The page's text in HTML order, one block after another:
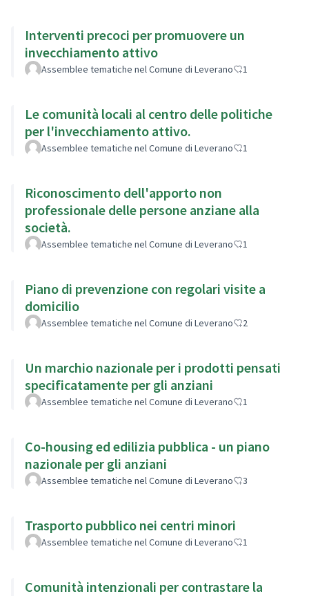
Interventi precoci per promuovere un
invecchiamento attivo
Assemblee tematiche nel Comune di Leverano 1
Le comunità locali al centro delle politiche
per l'invecchiamento attivo.
Assemblee tematiche nel Comune di Leverano 1
Riconoscimento dell'apporto non
professionale delle persone anziane alla
società.
Assemblee tematiche nel Comune di Leverano 1
Piano di prevenzione con regolari visite a
domicilio
Assemblee tematiche nel Comune di Leverano 2
Un marchio nazionale per i prodotti pensati
specificatamente per gli anziani
Assemblee tematiche nel Comune di Leverano 1
Co-housing ed edilizia pubblica - un piano
nazionale per gli anziani
Assemblee tematiche nel Comune di Leverano 3
Trasporto pubblico nei centri minori
Assemblee tematiche nel Comune di Leverano 1
Comunità intenzionali per contrastare la